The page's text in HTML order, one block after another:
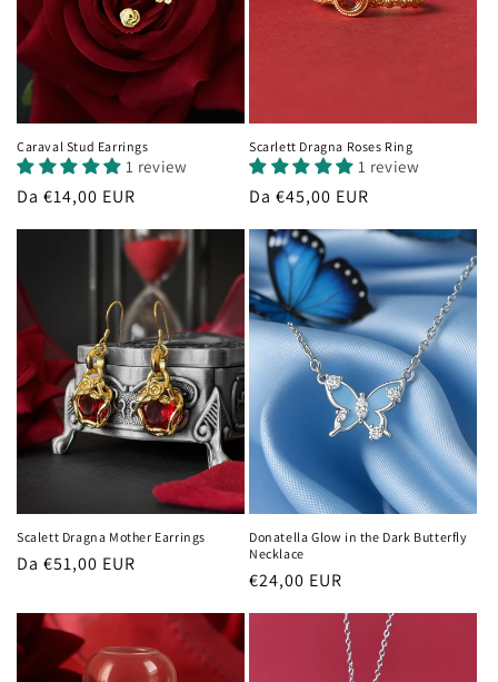
Caraval Stud Earrings
1 review
Prezzo
Da €14,00 EUR
Scarlett Dragna Roses Ring
1 review
Prezzo
listino
Da €45,00 EUR
Scalett Dragna Mother Earrings
Prezzo
listino
Da €51,00 EUR
Donatella Glow in the Dark Butterfly
Necklace
Prezzo
€24,00 EUR